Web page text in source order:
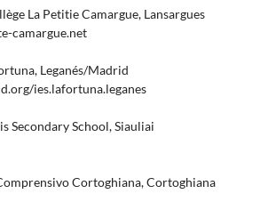
La Petitie Camargue, Lansargues
camargue.net
Leganés/Madrid
ies.lafortuna.leganes
Secondary School, Siauliai
Cortoghiana, Cortoghiana